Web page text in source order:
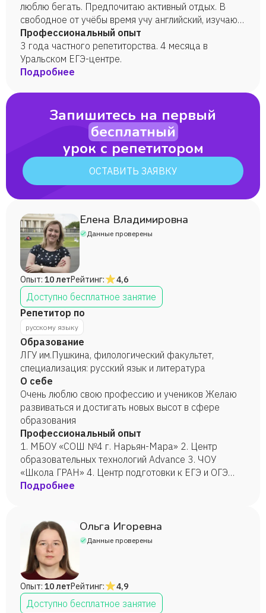
люблю бегать. Предпочитаю активный отдых. В
свободное от учёбы время учу английский, изучаю
психологию.
Профессиональный опыт
3 года частного репетиторства. 4 месяца в
Уральском ЕГЭ-центре.
Подробнее
Запишитесь на первый
бесплатный
урок с репетитором
ОСТАВИТЬ ЗАЯВКУ
Елена Владимировна
Данные проверены
Опыт: 10 летРейтинг: 4,6
Доступно бесплатное занятие
Репетитор по
русскому языку
Образование
ЛГУ им.Пушкина, филологический факультет,
специализация: русский язык и литература
О себе
Очень люблю свою профессию и учеников Желаю
развиваться и достигать новых высот в сфере
образования
Профессиональный опыт
1. МБОУ «СОШ №4 г. Нарьян-Мара» 2. Центр
образовательных технологий Advance 3. ЧОУ
«Школа ГРАН» 4. Центр подготовки к ЕГЭ и ОГЭ
«А+» 5. Занимаюсь репетиторством с 2010 года
Подробнее
Ольга Игоревна
Данные проверены
Опыт: 10 летРейтинг: 4,9
Доступно бесплатное занятие